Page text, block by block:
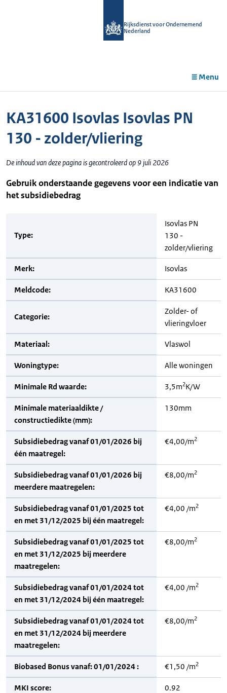
Rijksdienst voor Ondernemend
Nederland
Menu
KA31600 Isovlas Isovlas PN
130 - zolder/vliering
De inhoud van deze pagina is gecontroleerd op 9 juli 2026
Gebruik onderstaande gegevens voor een indicatie van
het subsidiebedrag
Type:
Isovlas PN
130 -
zolder/vliering
Merk: Isovlas
Meldcode: KA31600
Categorie:
Zolder- of
vlieringvloer
Materiaal: Vlaswol
Woningtype: Alle woningen
Minimale Rd waarde: 3,5m2K/W
Minimale materiaaldikte /
constructiedikte (mm):
130mm
Subsidiebedrag vanaf 01/01/2026 bij
één maatregel:
€4,00/m2
Subsidiebedrag vanaf 01/01/2026 bij
meerdere maatregelen:
€8,00/m2
Subsidiebedrag vanaf 01/01/2025 tot
en met 31/12/2025 bij één maatregel:
€4,00 /m2
Subsidiebedrag vanaf 01/01/2025 tot
en met 31/12/2025 bij meerdere
maatregelen:
€8,00/m2
Subsidiebedrag vanaf 01/01/2024 tot
en met 31/12/2024 bij één maatregel:
€4,00 /m2
Subsidiebedrag vanaf 01/01/2024 tot
en met 31/12/2024 bij meerdere
maatregelen:
€8,00/m2
Biobased Bonus vanaf: 01/01/2024 : €1,50 /m2
MKI score: 0.92